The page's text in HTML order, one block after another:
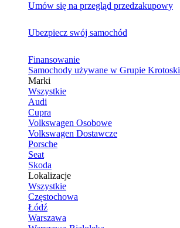
Umów się na przegląd przedzakupowy
Ubezpiecz swój samochód
Finansowanie
Samochody używane w Grupie Krotoski
Marki
Wszystkie
Audi
Cupra
Volkswagen Osobowe
Volkswagen Dostawcze
Porsche
Seat
Skoda
Lokalizacje
Wszystkie
Częstochowa
Łódź
Warszawa